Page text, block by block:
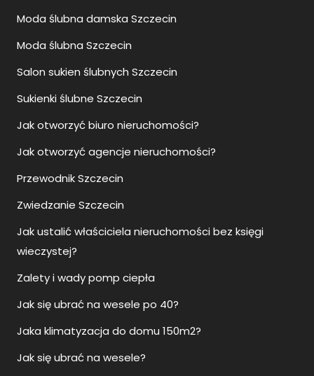
Moda ślubna damska Szczecin
Moda ślubna Szczecin
Salon sukien ślubnych Szczecin
Sukienki ślubne Szczecin
Jak otworzyć biuro nieruchomości?
Jak otworzyć agencje nieruchomości?
Przewodnik Szczecin
Zwiedzanie Szczecin
Jak ustalić właściciela nieruchomości bez księgi
wieczystej?
Zalety i wady pomp ciepła
Jak się ubrać na wesele po 40?
Jaka klimatyzacja do domu 150m2?
Jak się ubrać na wesele?